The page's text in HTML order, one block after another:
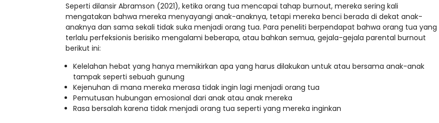
Seperti dilansir Abramson (2021), ketika orang tua mencapai tahap burnout, mereka sering kali
mengatakan bahwa mereka menyayangi anak-anaknya, tetapi mereka benci berada di dekat anak-
anaknya dan sama sekali tidak suka menjadi orang tua. Para peneliti berpendapat bahwa orang tua yang
terlalu perfeksionis berisiko mengalami beberapa, atau bahkan semua, gejala-gejala parental burnout
berikut ini:
Kelelahan hebat yang hanya memikirkan apa yang harus dilakukan untuk atau bersama anak-anak
tampak seperti sebuah gunung
Kejenuhan di mana mereka merasa tidak ingin lagi menjadi orang tua
Pemutusan hubungan emosional dari anak atau anak mereka
Rasa bersalah karena tidak menjadi orang tua seperti yang mereka inginkan